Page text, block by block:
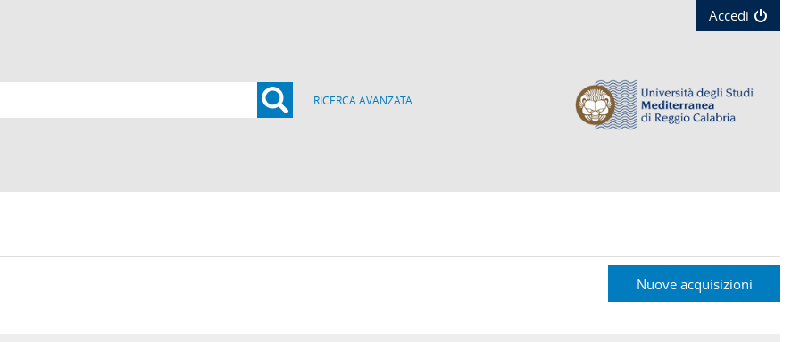
Accedi
CercaRICERCA AVANZATA
Nuove acquisizioni